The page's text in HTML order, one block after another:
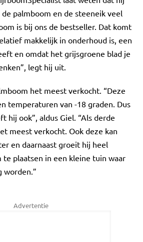
palmboom en de steeneik veel
is bij ons de bestseller. Dat komt
makkelijk in onderhoud is, een
en omdat het grijsgroene blad je
legt hij uit.
het meest verkocht. “Deze
temperaturen van -18 graden. Dus
hij ook”, aldus Giel. “Als derde
meest verkocht. Ook deze kan
en daarnaast groeit hij heel
te plaatsen in een kleine tuin waar
worden.”
Advertentie